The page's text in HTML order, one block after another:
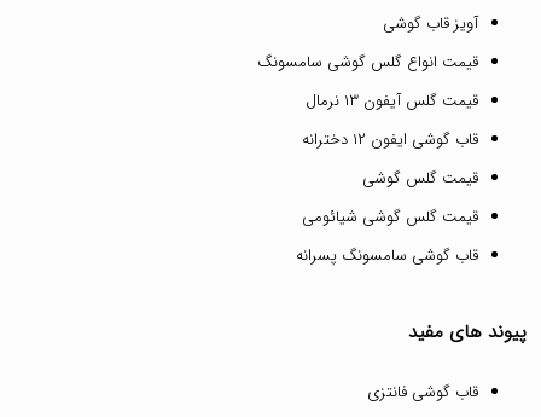
آویز قاب گوشی
قیمت انواع گلس گوشی سامسونگ
قیمت گلس آیفون ۱۳ نرمال
قاب گوشی ایفون ۱۲ دخترانه
قیمت گلس گوشی
قیمت گلس گوشی شیائومی
قاب گوشی سامسونگ پسرانه
پیوند های مفید
قاب گوشی فانتزی